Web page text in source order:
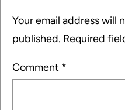
Your email address will
published. Required
Comment *